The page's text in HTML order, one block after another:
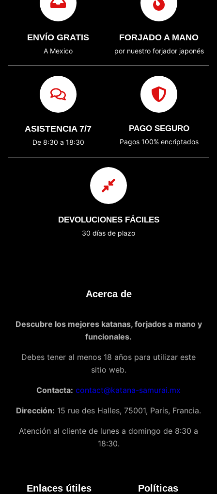
ENVÍO GRATIS
A Mexico
FORJADO A MANO
por nuestro forjador japonés
ASISTENCIA 7/7
De 8:30 a 18:30
PAGO SEGURO
Pagos 100% encriptados
DEVOLUCIONES FÁCILES
30 días de plazo
Acerca de
Descubre los mejores katanas, forjados a mano y
funcionales.
Debes tener al menos 18 años para utilizar este
sitio web.
Contacta: contact@katana-samurai.mx
Dirección: 15 rue des Halles, 75001, Paris, Francia.
Atención al cliente de lunes a domingo de 8:30 a
18:30.
Enlaces útiles Políticas